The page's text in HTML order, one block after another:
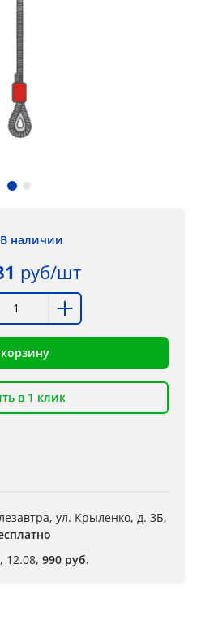
В наличии
руб/шт
в 1 клик
ул. Крыленко, д. 3Б,
12.08, 990 руб.